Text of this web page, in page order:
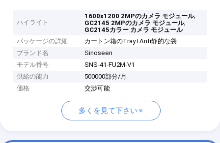
ハイライト
1600x1200 2MPのカメラ モジュール,
GC2145 2MPのカメラ モジュール,
GC2145カラー カメラ モジュール
パッケージの詳細
カートン箱のTray+Anti静的な袋
ブランド名
Sinoseen
モデル番号
SNS-41-FU2M-V1
供給の能力
500000部分/月
価格
交渉可能
多くを見て下さい